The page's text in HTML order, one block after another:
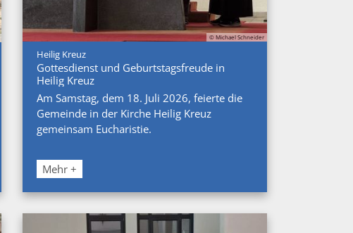
© Michael Schneider
Heilig Kreuz:
Gottesdienst und Geburtstagsfreude in
Heilig Kreuz
Am Samstag, dem 18. Juli 2026, feierte die
Gemeinde in der Kirche Heilig Kreuz
gemeinsam Eucharistie.
Mehr +